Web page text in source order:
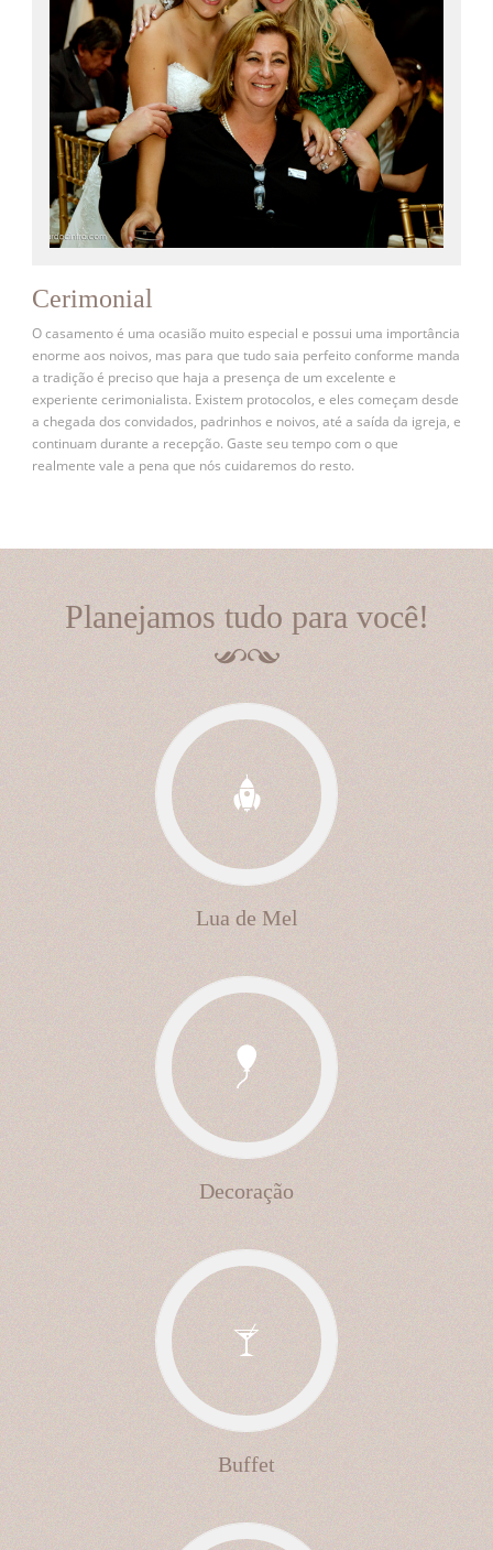
Cerimonial
O casamento é uma ocasião muito especial e possui uma importância
enorme aos noivos, mas para que tudo saia perfeito conforme manda
a tradição é preciso que haja a presença de um excelente e
experiente cerimonialista. Existem protocolos, e eles começam desde
a chegada dos convidados, padrinhos e noivos, até a saída da igreja, e
continuam durante a recepção. Gaste seu tempo com o que
realmente vale a pena que nós cuidaremos do resto.
Planejamos tudo para você!
Lua de Mel
Decoração
Buffet